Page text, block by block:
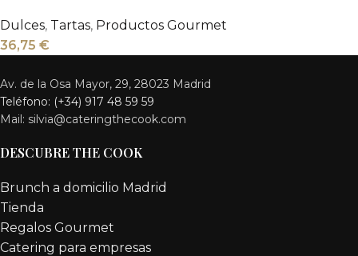
Dulces, Tartas, Productos Gourmet
36,75 €
Av. de la Osa Mayor, 29, 28023 Madrid
Teléfono: (+34) 917 48 59 59
Mail: silvia@cateringthecook.com
DESCUBRE THE COOK
Brunch a domicilio Madrid
Tienda
Regalos Gourmet
Catering para empresas